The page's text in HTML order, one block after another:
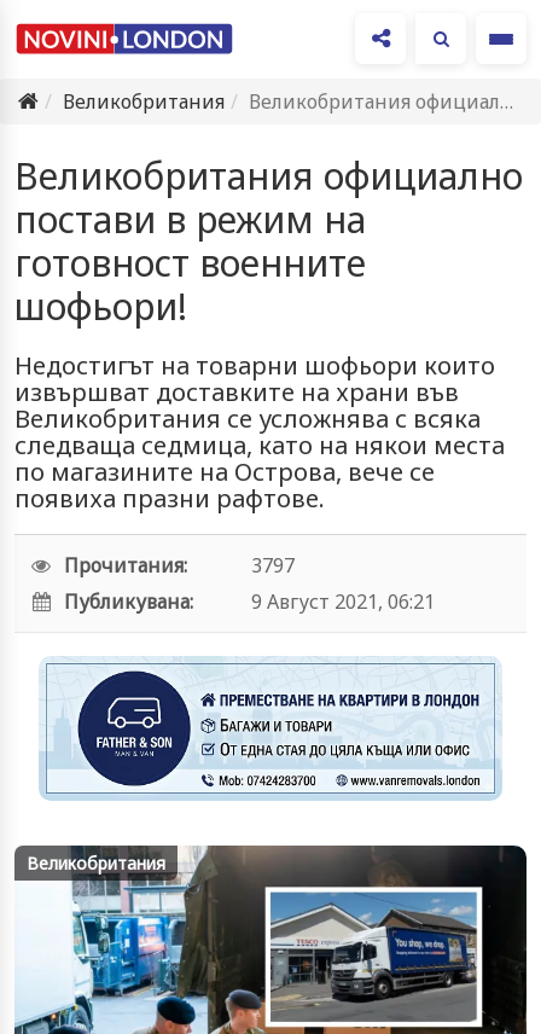
Великобритания
Великобритания официално постави в режим на готовност военните шофьори!
Великобритания официално
постави в режим на
готовност военните
шофьори!
Недостигът на товарни шофьори които
извършват доставките на храни във
Великобритания се усложнява с всяка
следваща седмица, като на някои места
по магазините на Острова, вече се
появиха празни рафтове.
Прочитания:
3797
Публикувана:
9 Август 2021, 06:21
Великобритания